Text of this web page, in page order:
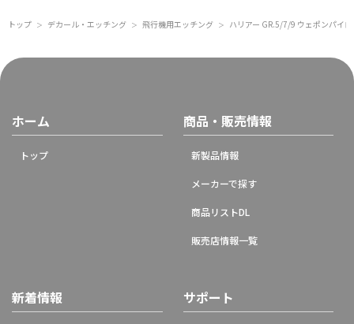
トップ ＞ デカール・エッチング ＞ 飛行機用エッチング ＞ ハリアー GR.5/7/9 ウェポンパイ
ホーム
トップ
商品・販売情報
新製品情報
メーカーで探す
商品リストDL
販売店情報一覧
新着情報 サポート